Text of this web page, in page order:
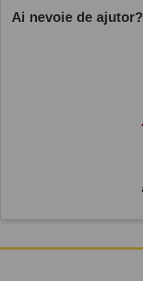
Ai nevoie de